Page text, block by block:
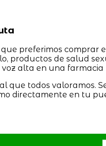
preferimos comprar
productos de salud
alta en una
que todos valoramos.
directamente en tu